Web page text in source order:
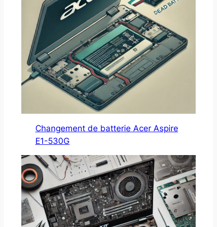
Changement de batterie Acer Aspire
E1-530G